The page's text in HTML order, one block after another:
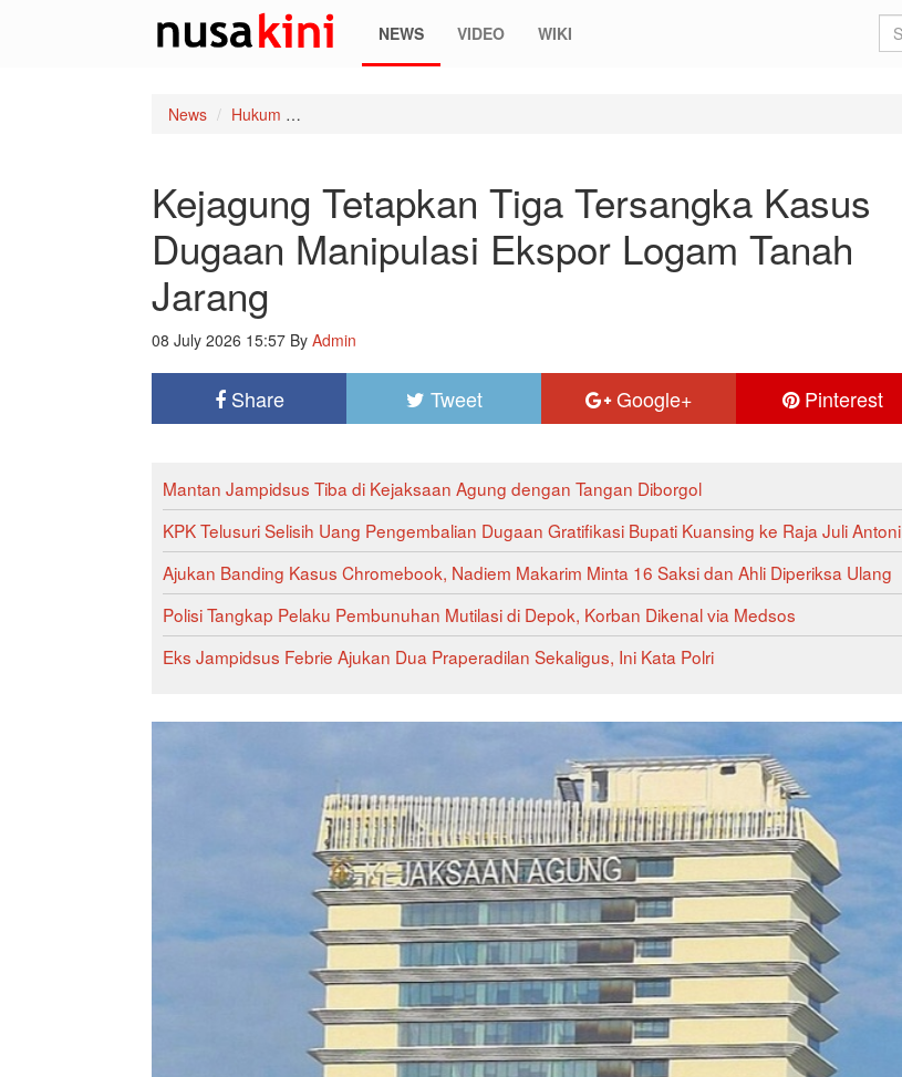
NEWS VIDEO WIKI
News Hukum
Kejagung Tetapkan Tiga Tersangka Kasus
Dugaan Manipulasi Ekspor Logam Tanah
Jarang
08 July 2026 15:57 By Admin
Share Tweet Google+ Pinterest
Mantan Jampidsus Tiba di Kejaksaan Agung dengan Tangan Diborgol
KPK Telusuri Selisih Uang Pengembalian Dugaan Gratifikasi Bupati Kuansing ke Raja Juli Antoni
Ajukan Banding Kasus Chromebook, Nadiem Makarim Minta 16 Saksi dan Ahli Diperiksa Ulang
Polisi Tangkap Pelaku Pembunuhan Mutilasi di Depok, Korban Dikenal via Medsos
Eks Jampidsus Febrie Ajukan Dua Praperadilan Sekaligus, Ini Kata Polri